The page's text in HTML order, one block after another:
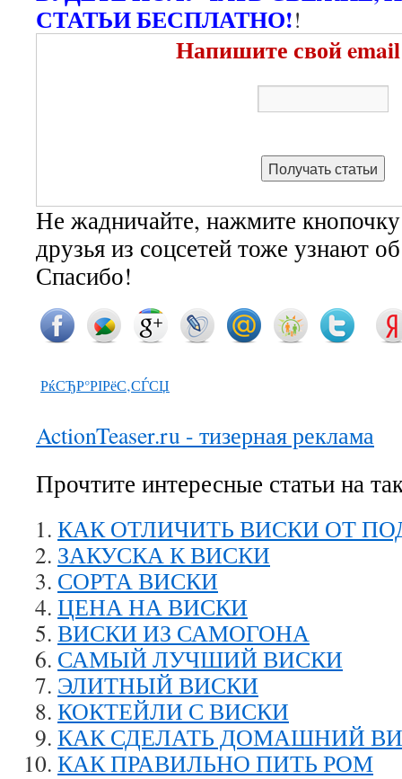
СТАТЬИ БЕСПЛАТНО!!
Напишите свой
Не жадничайте, нажмите
друзья из соцсетей тоже узнают
Спасибо!
РќСЂР°РІРёС‚СЃСЏ
ActionTeaser.ru - тизерная реклама
Прочтите интересные статьи на
КАК ОТЛИЧИТЬ ВИСКИ ОТ
ЗАКУСКА К ВИСКИ
СОРТА ВИСКИ
ЦЕНА НА ВИСКИ
ВИСКИ ИЗ САМОГОНА
САМЫЙ ЛУЧШИЙ ВИСКИ
ЭЛИТНЫЙ ВИСКИ
КОКТЕЙЛИ С ВИСКИ
КАК СДЕЛАТЬ ДОМАШНИЙ
КАК ПРАВИЛЬНО ПИТЬ РОМ